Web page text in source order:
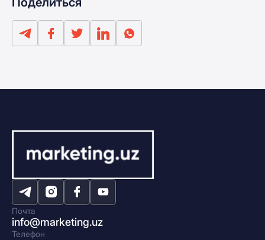
Почта
info@marketing.uz
Телефон